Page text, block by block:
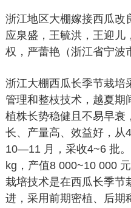
浙江地区大棚嫁接西瓜改
应泉盛，王毓洪，王迎儿
权，严蕾艳（浙江省宁波
浙江大棚西瓜长季节栽培
管理和整枝技术，越夏期
植株长势稳健且不易早衰
长、产量高、效益好，从
10—11 月，采收4~6 批
kg，产值8 000~10 000
栽培技术是在西瓜长季节
进，采用前期密植、后期